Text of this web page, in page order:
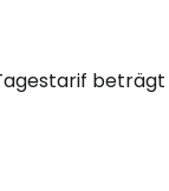
beträgt